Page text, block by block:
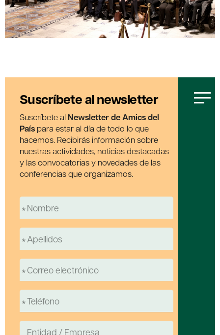
Suscríbete al newsletter
Suscríbete al Newsletter de Amics del
País para estar al día de todo lo que
hacemos. Recibirás información sobre
nuestras actividades, noticias destacadas
y las convocatorias y novedades de las
conferencias que organizamos.